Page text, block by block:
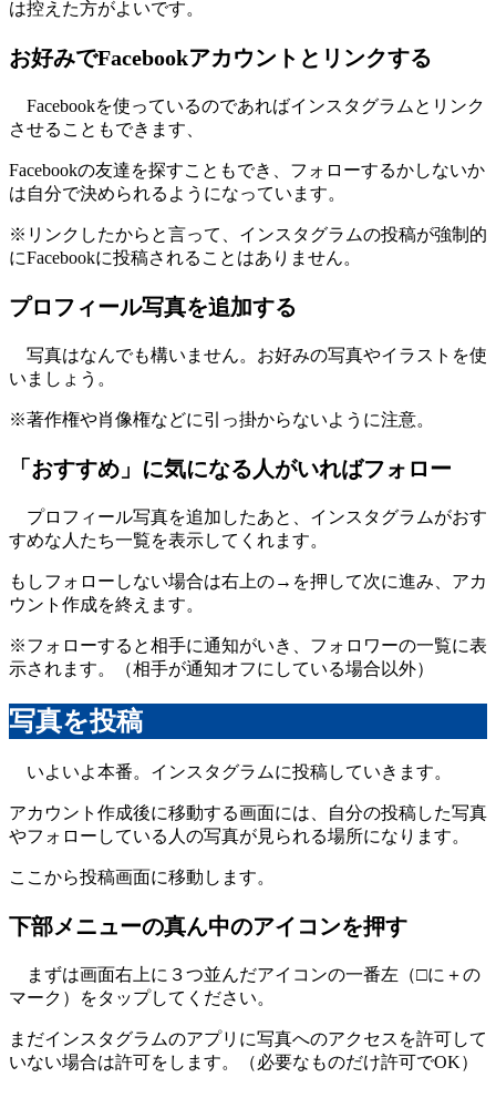
は控えた方がよいです。
お好みでFacebookアカウントとリンクする
Facebookを使っているのであればインスタグラムとリンク
させることもできます、
Facebookの友達を探すこともでき、フォローするかしないか
は自分で決められるようになっています。
※リンクしたからと言って、インスタグラムの投稿が強制的
にFacebookに投稿されることはありません。
プロフィール写真を追加する
写真はなんでも構いません。お好みの写真やイラストを使
いましょう。
※著作権や肖像権などに引っ掛からないように注意。
「おすすめ」に気になる人がいればフォロー
プロフィール写真を追加したあと、インスタグラムがおす
すめな人たち一覧を表示してくれます。
もしフォローしない場合は右上の→を押して次に進み、アカ
ウント作成を終えます。
※フォローすると相手に通知がいき、フォロワーの一覧に表
示されます。（相手が通知オフにしている場合以外）
写真を投稿
いよいよ本番。インスタグラムに投稿していきます。
アカウント作成後に移動する画面には、自分の投稿した写真
やフォローしている人の写真が見られる場所になります。
ここから投稿画面に移動します。
下部メニューの真ん中のアイコンを押す
まずは画面右上に３つ並んだアイコンの一番左（□に＋の
マーク）をタップしてください。
まだインスタグラムのアプリに写真へのアクセスを許可して
いない場合は許可をします。（必要なものだけ許可でOK）